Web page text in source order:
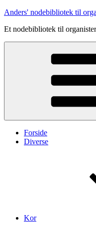
Videre
indhold
Anders' nodebibliotek til
Et nodebibliotek til
Forside
Diverse
Kor